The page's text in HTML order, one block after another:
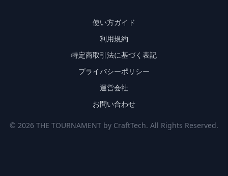
使い方ガイド
利用規約
特定商取引法に基づく表記
プライバシーポリシー
運営会社
お問い合わせ
© 2026 THE TOURNAMENT by CraftTech. All Rights Reserved.